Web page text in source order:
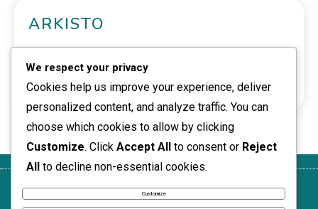
ARKISTO
January 2026
KäyttöehdotEvästeasetuksetYksityisyytesiTietojaOta yhteyttä
We respect your privacy
Cookies help us improve your experience, deliver
personalized content, and analyze traffic. You can
choose which cookies to allow by clicking
Customize. Click Accept All to consent or Reject
All to decline non-essential cookies.
Customize